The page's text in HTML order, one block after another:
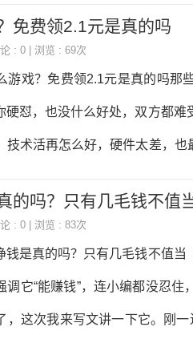
。3.每天一次0.3元，共7次，
免费领2.1元是真的吗
论 : 0 | 浏览 : 69次
游戏？免费领2.1元是真的吗那
硬怼，也没什么好处，双方都
技术活再怎么好，硬件太差，
秒到支付宝！1元那个提示要充
的吗？只有几毛钱不值
论 : 0 | 浏览 : 83次
钱是真的吗？只有几毛钱不值
调它“能赚钱”，连小编都没忍
，这次我来写文讲一下它。刚